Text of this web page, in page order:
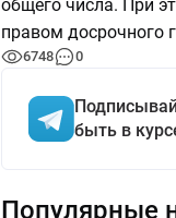
общего числа. При
правом досрочного
6748 0
быть в
Популярные